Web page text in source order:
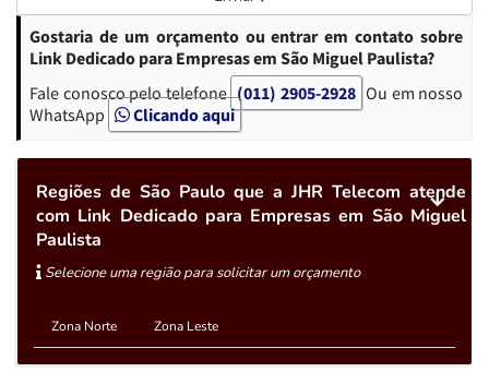
Gostaria de um orçamento ou entrar em contato sobre
Link Dedicado para Empresas em São Miguel Paulista?
Fale conosco pelo telefone (011) 2905-2928 Ou em nosso
WhatsApp
Clicando aqui
Regiões de São Paulo que a JHR Telecom atende
com Link Dedicado para Empresas em São Miguel
Paulista
Selecione uma região para solicitar um orçamento
Zona Norte Zona Leste